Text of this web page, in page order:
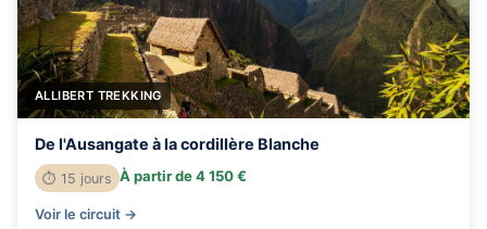
ALLIBERT TREKKING
De l'Ausangate à la cordillère Blanche
⏱ 15 jours À partir de 4 150 €
Voir le circuit →